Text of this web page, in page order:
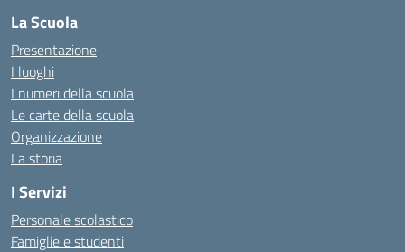
La Scuola
Presentazione
I luoghi
I numeri della scuola
Le carte della scuola
Organizzazione
La storia
I Servizi
Personale scolastico
Famiglie e studenti